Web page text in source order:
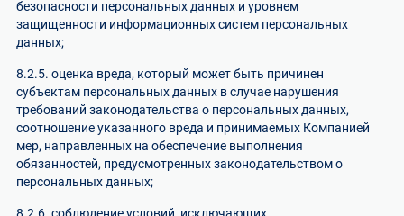
безопасности персональных данных и уровнем
защищенности информационных систем персональных
данных;
8.2.5. оценка вреда, который может быть причинен
субъектам персональных данных в случае нарушения
требований законодательства о персональных данных,
соотношение указанного вреда и принимаемых Компанией
мер, направленных на обеспечение выполнения
обязанностей, предусмотренных законодательством о
персональных данных;